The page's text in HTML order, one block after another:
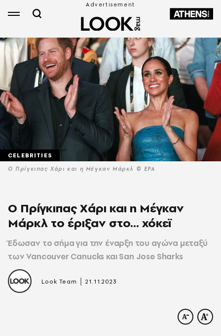
Ο Πρίγκιπας Χάρι και η Μέγκαν Μάρκλ © EPA
CELEBRITIES
Ο Πρίγκιπας Χάρι και η Μέγκαν
Μάρκλ το έριξαν στο... χόκεϊ
Έδωσαν το σήμα για την έναρξη του αγώνα μεταξύ
των Vancouver Canucks και San Jose Sharks
Look Team |21.11.2023